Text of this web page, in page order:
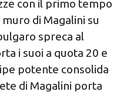
con il primo tempo
di Magalini su
spreca al
i suoi a quota 20 e
potente consolida
di Magalini porta